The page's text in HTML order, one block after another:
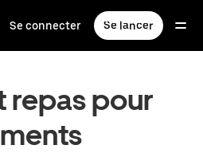
Se connecter Se lancer
repas pour